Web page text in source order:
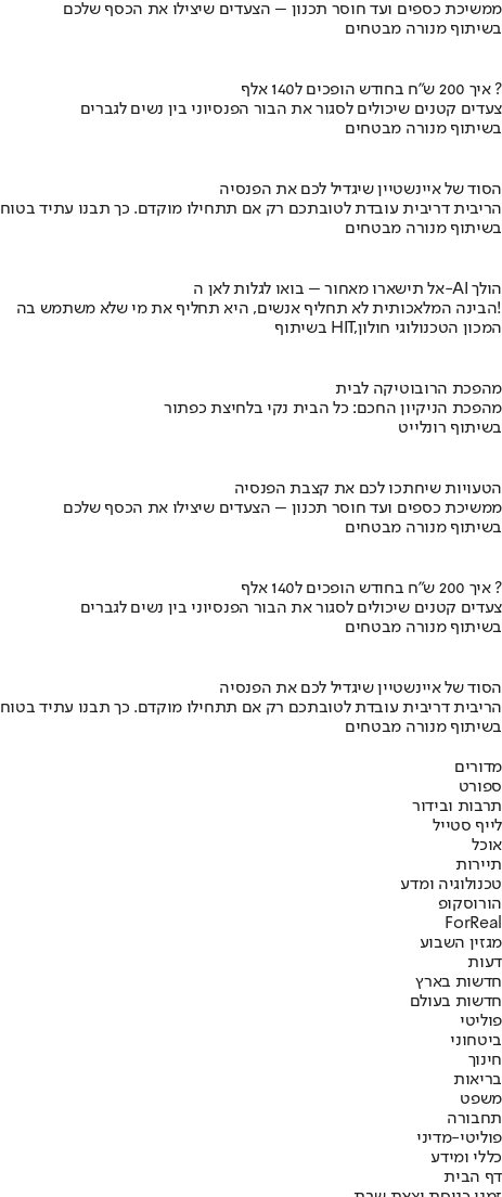
ממשיכת כספים ועד חוסר תכנון – הצעדים שיצילו את הכסף שלכם
בשיתוף מנורה מבטחים
איך 200 ש"ח בחודש הופכים ל140 אלף ?
צעדים קטנים שיכולים לסגור את הבור הפנסיוני בין נשים לגברים
בשיתוף מנורה מבטחים
הסוד של איינשטיין שיגדיל לכם את הפנסיה
הריבית דריבית עובדת לטובתכם רק אם תתחילו מוקדם. כך תבנו עתיד בטוח
בשיתוף מנורה מבטחים
אל תישארו מאחור – בואו לגלות לאן ה-AI הולך
הבינה המלאכותית לא תחליף אנשים, היא תחליף את מי שלא משתמש בה!
בשיתוף HIT,המכון הטכנולוגי חולון
מהפכת הרובוטיקה לבית
מהפכת הניקיון החכם: כל הבית נקי בלחיצת כפתור
בשיתוף רונלייט
הטעויות שיחתכו לכם את קצבת הפנסיה
ממשיכת כספים ועד חוסר תכנון – הצעדים שיצילו את הכסף שלכם
בשיתוף מנורה מבטחים
איך 200 ש"ח בחודש הופכים ל140 אלף ?
צעדים קטנים שיכולים לסגור את הבור הפנסיוני בין נשים לגברים
בשיתוף מנורה מבטחים
הסוד של איינשטיין שיגדיל לכם את הפנסיה
הריבית דריבית עובדת לטובתכם רק אם תתחילו מוקדם. כך תבנו עתיד בטוח
בשיתוף מנורה מבטחים
מדורים
ספורט
תרבות ובידור
לייף סטייל
אוכל
תיירות
טכנולוגיה ומדע
הורוסקופ
ForReal
מגזין השבוע
דעות
חדשות בארץ
חדשות בעולם
פוליטי
ביטחוני
חינוך
בריאות
משפט
תחבורה
פוליטי-מדיני
כללי ומידע
דף הבית